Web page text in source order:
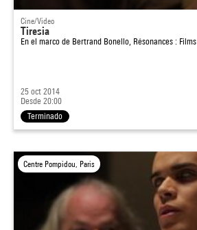
Cine/Video
Tiresia
En el marco de Bertrand Bonello, Résonances : Films
25 oct 2014
Desde 20:00
Terminado
Centre Pompidou, Paris